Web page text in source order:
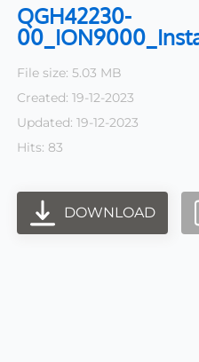
QGH42230-
File size: 5.03 MB
Created: 19-12-2023
Updated: 19-12-2023
Hits: 83
DOWNLOAD